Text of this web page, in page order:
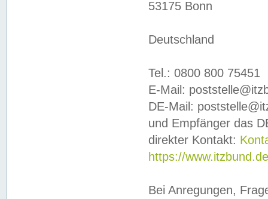
53175 Bonn
Deutschland
Tel.: 0800 800 75451
E-Mail:
DE-Mail:
und Empfänger das
direkter Kontakt:
https://
Bei Anregungen,